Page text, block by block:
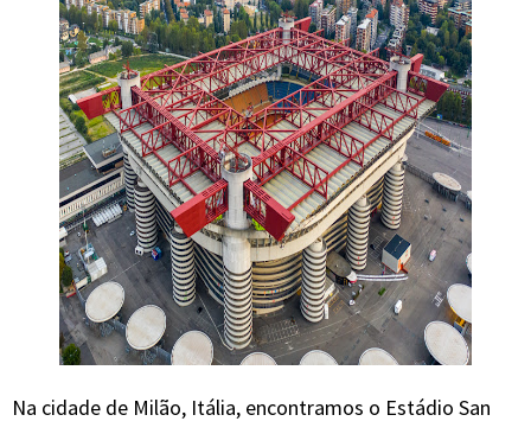
Na cidade de Milão, Itália, encontramos o Estádio San